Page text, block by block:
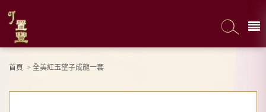
首頁 > 全美紅玉望子成龍一套